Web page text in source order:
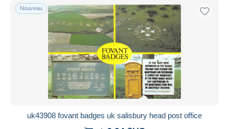
Nouveau
uk43908 fovant badges uk salisbury head post office